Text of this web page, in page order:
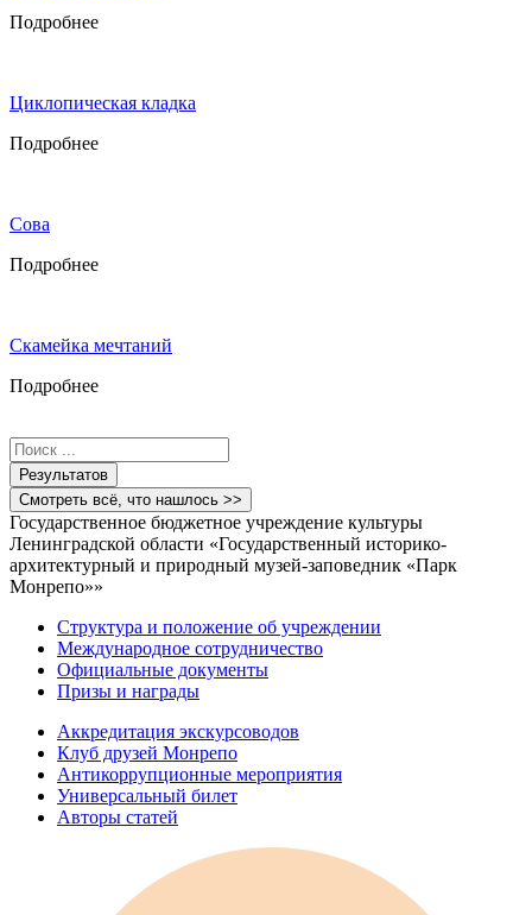
Подробнее
Циклопическая кладка
Подробнее
Сова
Подробнее
Скамейка мечтаний
Подробнее
Search
...Результатов
Смотреть всё, что нашлось >>
Государственное бюджетное учреждение культуры
Ленинградской области «Государственный историко-
архитектурный и природный музей-заповедник «Парк
Монрепо»»
Структура и положение об учреждении
Международное сотрудничество
Официальные документы
Призы и награды
Аккредитация экскурсоводов
Клуб друзей Монрепо
Антикоррупционные мероприятия
Универсальный билет
Авторы статей